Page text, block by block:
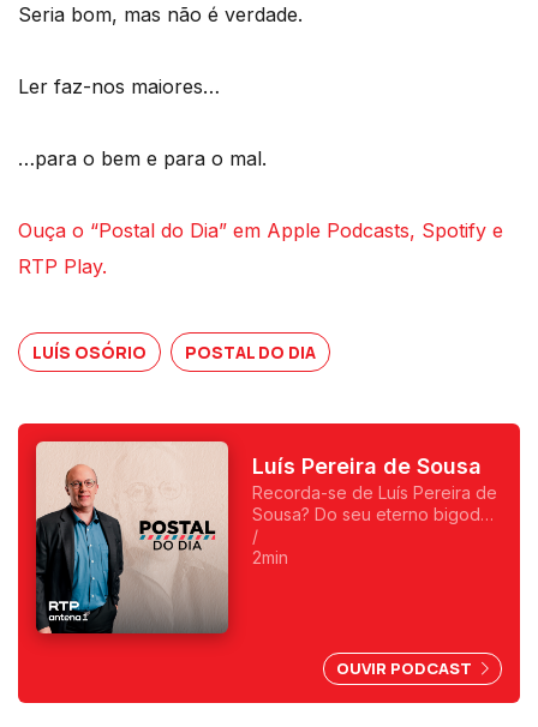
Seria bom, mas não é verdade.
Ler faz-nos maiores…
…para o bem e para o mal.
Ouça o “Postal do Dia” em Apple Podcasts, Spotify e
RTP Play.
LUÍS OSÓRIO POSTAL DO DIA
Luís Pereira de Sousa
Recorda-se de Luís Pereira de
Sousa? Do seu eterno bigode?
Foi o primeiro a fazer
programas da manhã e o
/
2min
OUVIR PODCAST